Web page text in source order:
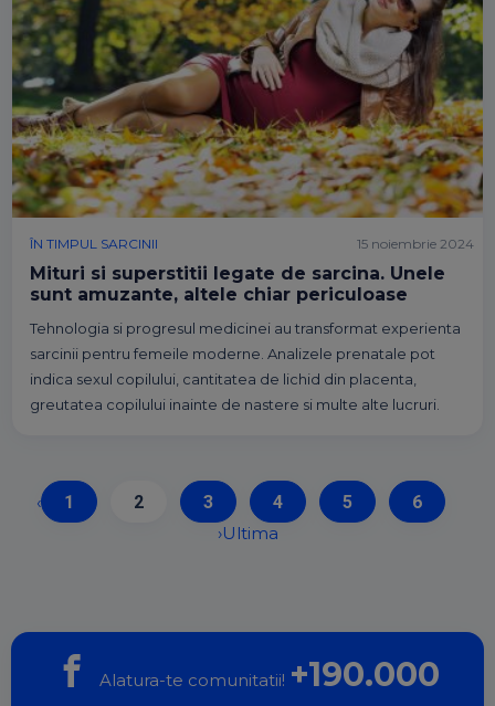
ÎN TIMPUL SARCINII
Mituri si superstitii legate de sarcina. Unele
sunt amuzante, altele chiar periculoase
Tehnologia si progresul medicinei au transformat experienta
sarcinii pentru femeile moderne. Analizele prenatale pot
indica sexul copilului, cantitatea de lichid din placenta,
greutatea copilului inainte de nastere si multe alte lucruri.
15 noiembrie 2024
‹ 1 2 3 4 5
6
›Ultima
Alatura-te comunitatii! +190.000